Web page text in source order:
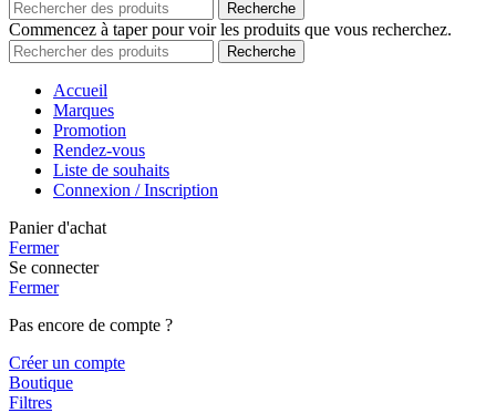
Recherche
Commencez à taper pour voir les produits que vous recherchez.
Recherche
Accueil
Marques
Promotion
Rendez-vous
Liste de souhaits
Connexion / Inscription
Panier d'achat
Fermer
Se connecter
Fermer
Pas encore de compte ?
Créer un compte
Boutique
Filtres